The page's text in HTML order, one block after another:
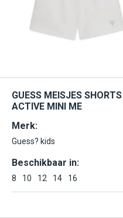
GUESS MEISJES SHORTS
ACTIVE MINI ME
Merk:
Guess? kids
Beschikbaar in:
8 10 12 14 16